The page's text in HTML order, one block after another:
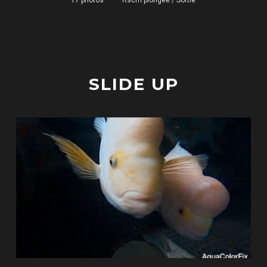
SLIDE UP
TODI 2026
— Rscm plongee Sortie